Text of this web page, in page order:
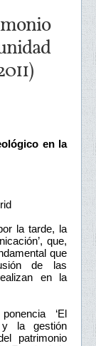
en la
la tarde, la
que,
que
de las
en la
‘El
y la gestión
patrimonio